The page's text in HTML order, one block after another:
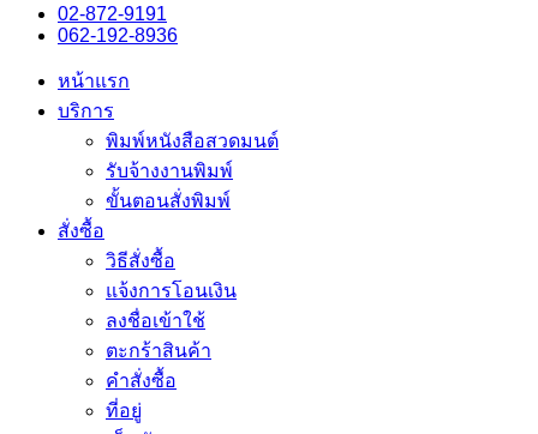
02-872-9191
062-192-8936
หน้าแรก
บริการ
พิมพ์หนังสือสวดมนต์
รับจ้างงานพิมพ์
ขั้นตอนสั่งพิมพ์
สั่งซื้อ
วิธีสั่งซื้อ
แจ้งการโอนเงิน
ลงชื่อเข้าใช้
ตะกร้าสินค้า
คำสั่งซื้อ
ที่อยู่